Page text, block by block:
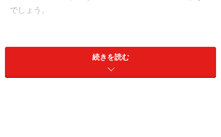
でしょう。
和食の名店である『分とく山』の野崎洋光さんによる考
案で作られたものです。このポットの茶漉し部分にかつ
お節と昆布を入れて、お湯を注いで、しばらく待てば、
続きを読む